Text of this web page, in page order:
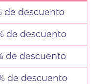
de descuento
de descuento
de descuento
de descuento